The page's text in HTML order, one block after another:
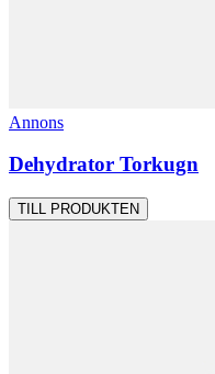
Annons
Dehydrator Torkugn
TILL PRODUKTEN